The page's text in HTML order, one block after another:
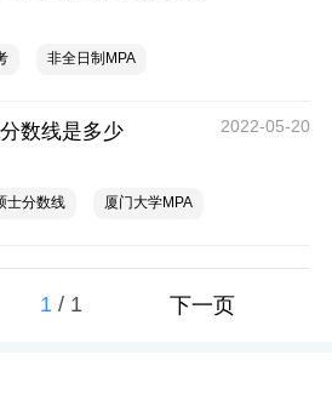
非全日制MPA
数线是多少 2022-05-20
士分数线 厦门大学MPA
1 / 1 下一页